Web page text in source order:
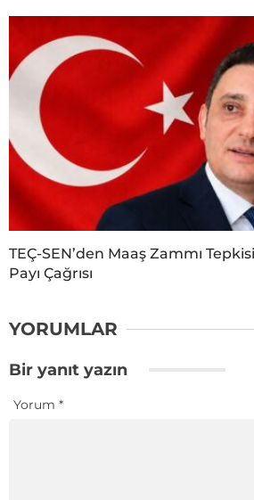
TEÇ-SEN’den Maaş Zammı
Payı Çağrısı
YORUMLAR
Bir yanıt yazın
Yorum *